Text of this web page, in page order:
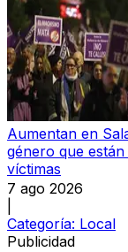
Aumentan en
género que
víctimas
7 ago 2026
Categoría: Local
Publicidad